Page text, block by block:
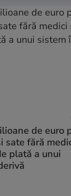
de euro
sate fără
plată a unui